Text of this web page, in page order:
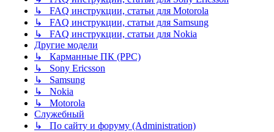
↳ FAQ инструкции, статьи для Motorola
↳ FAQ инструкции, статьи для Samsung
↳ FAQ инструкции, статьи для Nokia
Другие модели
↳ Карманные ПК (PPC)
↳ Sony Ericsson
↳ Samsung
↳ Nokia
↳ Motorola
Служебный
↳ По сайту и форуму (Administration)